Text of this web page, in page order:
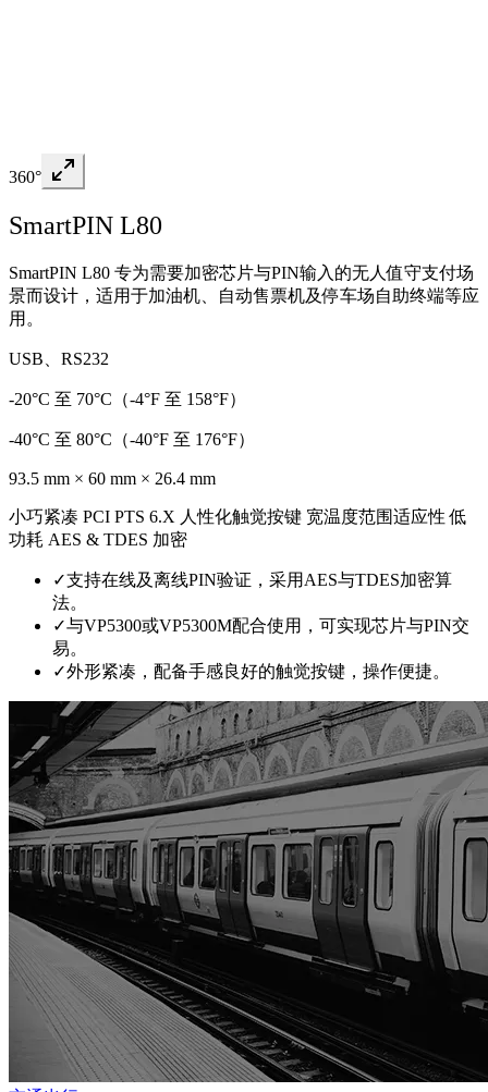
360°
SmartPIN L80
SmartPIN L80 专为需要加密芯片与PIN输入的无人值守支付场
景而设计，适用于加油机、自动售票机及停车场自助终端等应
用。
USB、RS232
-20°C 至 70°C（-4°F 至 158°F）
-40°C 至 80°C（-40°F 至 176°F）
93.5 mm × 60 mm × 26.4 mm
小巧紧凑 PCI PTS 6.X 人性化触觉按键 宽温度范围适应性 低
功耗 AES & TDES 加密
✓支持在线及离线PIN验证，采用AES与TDES加密算
法。
✓与VP5300或VP5300M配合使用，可实现芯片与PIN交
易。
✓外形紧凑，配备手感良好的触觉按键，操作便捷。